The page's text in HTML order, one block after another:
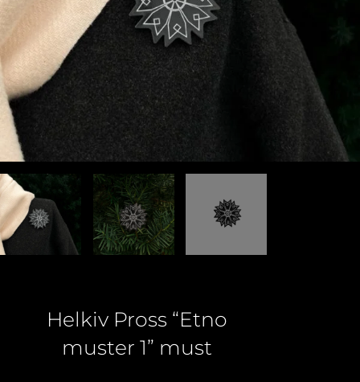
Helkiv Pross “Etno
muster 1” must